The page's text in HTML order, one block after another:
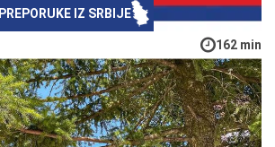
PREPORUKE IZ SRBIJE
162 min